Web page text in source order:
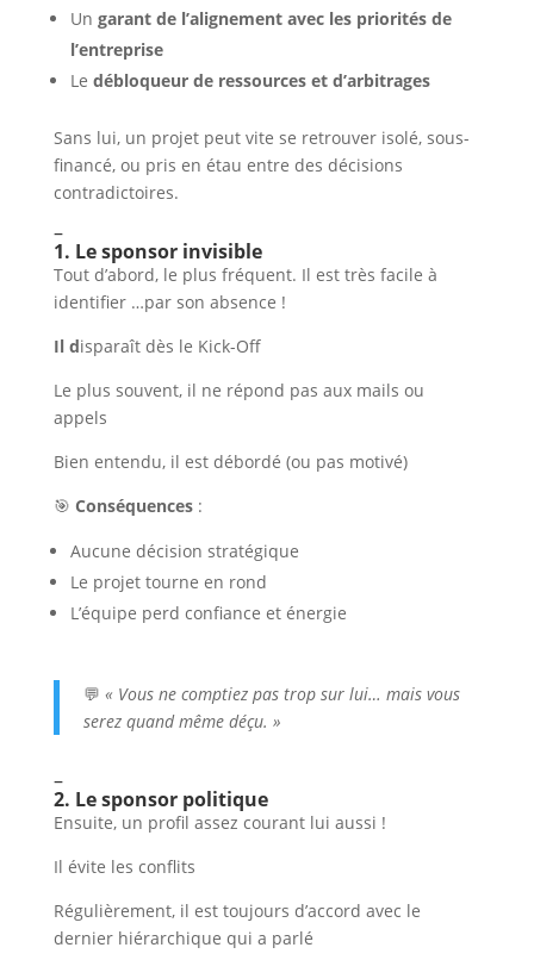
Un garant de l’alignement avec les priorités de
l’entreprise
Le débloqueur de ressources et d’arbitrages
Sans lui, un projet peut vite se retrouver isolé, sous-
financé, ou pris en étau entre des décisions
contradictoires.
–
1. Le sponsor invisible
Tout d’abord, le plus fréquent. Il est très facile à
identifier …par son absence !
Il disparaît dès le Kick-Off
Le plus souvent, il ne répond pas aux mails ou
appels
Bien entendu, il est débordé (ou pas motivé)
🎯 Conséquences:
Aucune décision stratégique
Le projet tourne en rond
L’équipe perd confiance et énergie
💬 « Vous ne comptiez pas trop sur lui… mais vous
serez quand même déçu. »
–
2. Le sponsor politique
Ensuite, un profil assez courant lui aussi !
Il évite les conflits
Régulièrement, il est toujours d’accord avec le
dernier hiérarchique qui a parlé